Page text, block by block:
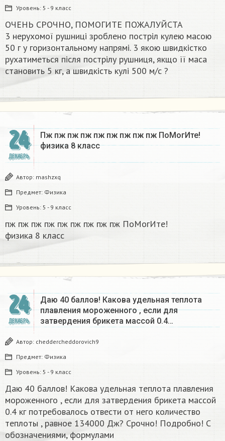
Уровень: 5 - 9 класс
ОЧЕНЬ СРОЧНО, ПОМОГИТЕ ПОЖАЛУЙСТА
3 нерухомої рушниці зроблено постріл кулею масою
50 г у горизонтальному напрямі. 3 якою швидкістко
рухатиметься після пострілу рушниця, якщо її маса
становить 5 кг, а швидкість кулі 500 м/с ?​
24
ДЕКАБРЬ
Пж пж пж пж пж пж пж пж пж ПоМогИте!
физика 8 класс​
Автор: mashzxq
Предмет: Физика
Уровень: 5 - 9 класс
пж пж пж пж пж пж пж пж пж ПоМогИте!
физика 8 класс​
24
ДЕКАБРЬ
Даю 40 баллов! Какова удельная теплота
плавления мороженного , если для
затвердения брикета массой 0.4…
Автор: cheddercheddorovich9
Предмет: Физика
Уровень: 5 - 9 класс
Даю 40 баллов! Какова удельная теплота плавления
мороженного , если для затвердения брикета массой
0.4 кг потребовалось отвести от него количество
теплоты , равное 134000 Дж? Срочно! Подробно! С
обозначениями, формулами